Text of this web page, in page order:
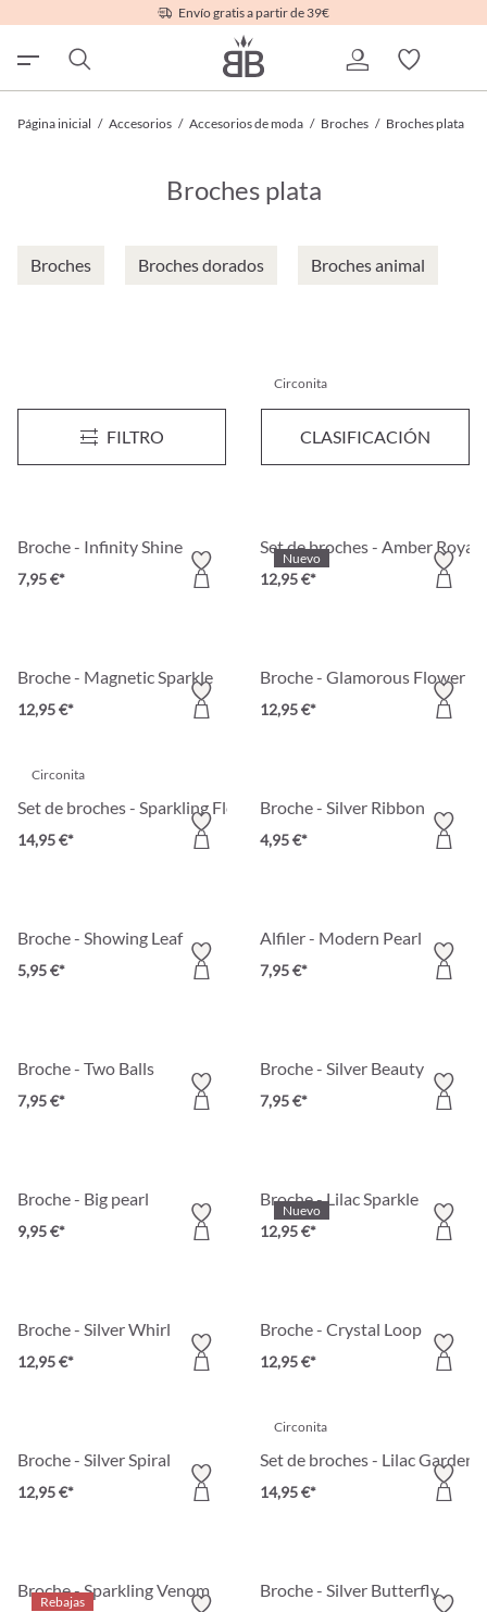
Envío gratis a partir de 39€
Página inicial / Accesorios / Accesorios de moda / Broches / Broches plata
Broches plata
Broches Broches dorados Broches animal
FILTRO CLASIFICACIÓN
Broche - Hammered Circles
Circonita
Broche - Iced Flower
17,95 €*
Broche - Infinity Shine
7,95 €*
Nuevo
Set de broches - Amber Royale
12,95 €*
Broche - Magnetic Sparkle
12,95 €*
Broche - Glamorous Flower
12,95 €*
Circonita
Set de broches - Sparkling Flowers
14,95 €*
Broche - Silver Ribbon
4,95 €*
Broche - Showing Leaf
5,95 €*
Alfiler - Modern Pearl
7,95 €*
Broche - Two Balls
7,95 €*
Broche - Silver Beauty
7,95 €*
Broche - Big pearl
9,95 €*
Nuevo
Broche - Lilac Sparkle
12,95 €*
Broche - Silver Whirl
12,95 €*
Broche - Crystal Loop
12,95 €*
Broche - Silver Spiral
12,95 €*
Circonita
Set de broches - Lilac Garden
14,95 €*
Rebajas
Broche - Sparkling Venom Broche - Silver Butterfly